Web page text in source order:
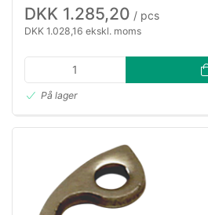
DKK 1.285,20 / pcs
DKK 1.028,16 ekskl. moms
På lager